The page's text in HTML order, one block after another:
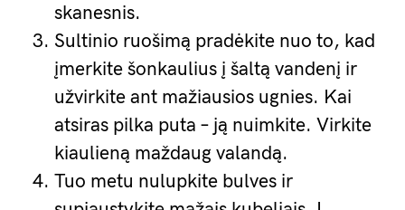
skanesnis.
Sultinio ruošimą pradėkite nuo to, kad
įmerkite šonkaulius į šaltą vandenį ir
užvirkite ant mažiausios ugnies. Kai
atsiras pilka puta – ją nuimkite. Virkite
kiaulieną maždaug valandą.
Tuo metu nulupkite bulves ir